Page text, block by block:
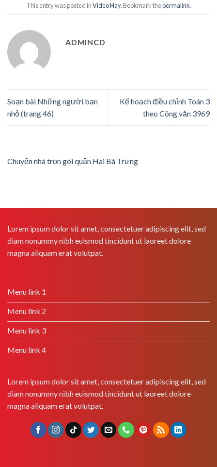
This entry was posted inVideo Hay. Bookmark thepermalink.
ADMINCD
Soạn bài Những người bạn
nhỏ (trang 46)
Kế hoạch điều chỉnh Toán 3
theo Công văn 3969
Chuyển nhà trọn gói quận Hai Bà Trưng
Lorem ipsum dolor sit amet, consectetuer adipiscing elit, sed
diam nonummy nibh euismod tincidunt ut laoreet dolore
magna aliquam erat volutpat.
Menu link 1
Menu link 2
Menu link 3
Menu link 4
Lorem ipsum dolor sit amet, consectetuer adipiscing elit, sed
diam nonummy nibh euismod tincidunt ut laoreet dolore
magna aliquam erat volutpat.